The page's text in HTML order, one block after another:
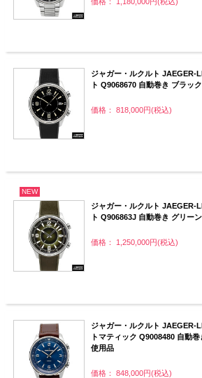
ジャガー・ルクルト JAEGER-
ト Q9068670 自動巻き ブラッ
価格： 818,000円(税込)
NEW
ジャガー・ルクルト JAEGER-
ト Q906863J 自動巻き グリー
価格： 1,250,000円(税込)
ジャガー・ルクルト JAEGER-
トマティック Q9008480 自動
使用品
価格： 848,000円(税込)